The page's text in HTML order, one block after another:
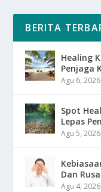
BERITA
Healing
Penjaga
Agu 6, 2026
Spot
Lepas
Agu 5, 2026
Dan
Agu 4, 2026